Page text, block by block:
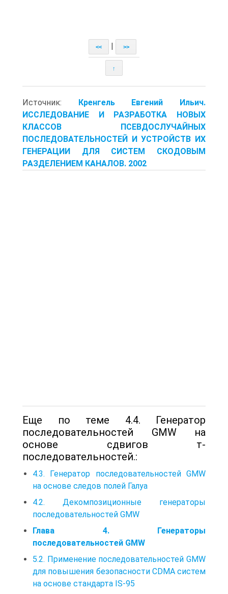
<< >>
↑
Источник: Кренгель Евгений Ильич.
ИССЛЕДОВАНИЕ И РАЗРАБОТКА НОВЫХ
КЛАССОВ ПСЕВДОСЛУЧАЙНЫХ
ПОСЛЕДОВАТЕЛЬНОСТЕЙ И УСТРОЙСТВ ИХ
ГЕНЕРАЦИИ ДЛЯ СИСТЕМ СКОДОВЫМ
РАЗДЕЛЕНИЕМ КАНАЛОВ. 2002
Еще по теме 4.4. Генератор
последовательностей GMW на
основе сдвигов т-
последовательностей.:
4.3. Генератор последовательностей GMW
на основе следов полей Галуа
4.2. Декомпозиционные генераторы
последовательностей GMW
Глава 4. Генераторы
последовательностей GMW
5.2. Применение последовательностей GMW
для повышения безопасности CDMA систем
на основе стандарта IS-95